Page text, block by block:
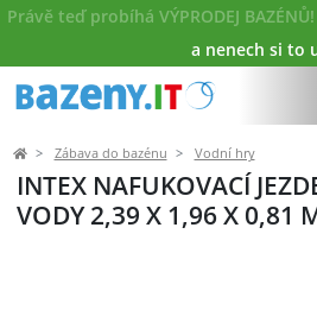
Právě teď probíhá VÝPRODEJ BAZÉNŮ!
a nenech si to
Zábava do bazénu Vodní hry
INTEX NAFUKOVACÍ
VODY 2,39 X 1,96 X 0,81